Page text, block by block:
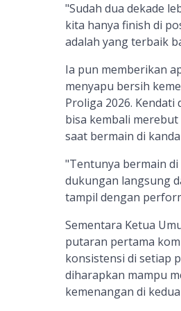
"Sudah dua dekade
kita hanya finish di
adalah yang terbaik
Ia pun memberikan
menyapu bersih
Proliga 2026.
bisa kembali
saat bermain di
"Tentunya bermain
dukungan langsung
tampil dengan
Sementara Ketua
putaran pertama
konsistensi di setiap
diharapkan mampu
kemenangan di